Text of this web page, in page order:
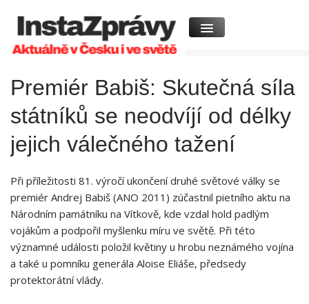
Premiér Babiš: Skutečná síla
státníků se neodvíjí od délky
jejich válečného tažení
Při příležitosti 81. výročí ukončení druhé světové války se
premiér Andrej Babiš (ANO 2011) zúčastnil ⁢pietního ⁣aktu na
Národním památníku na Vítkově, kde vzdal hold padlým
vojákům a podpořil myšlenku míru ve světě. Při této
významné události položil květiny u hrobu neznámého vojína
a také u pomníku generála Aloise Eliáše, předsedy
‌protektorátní vlády.